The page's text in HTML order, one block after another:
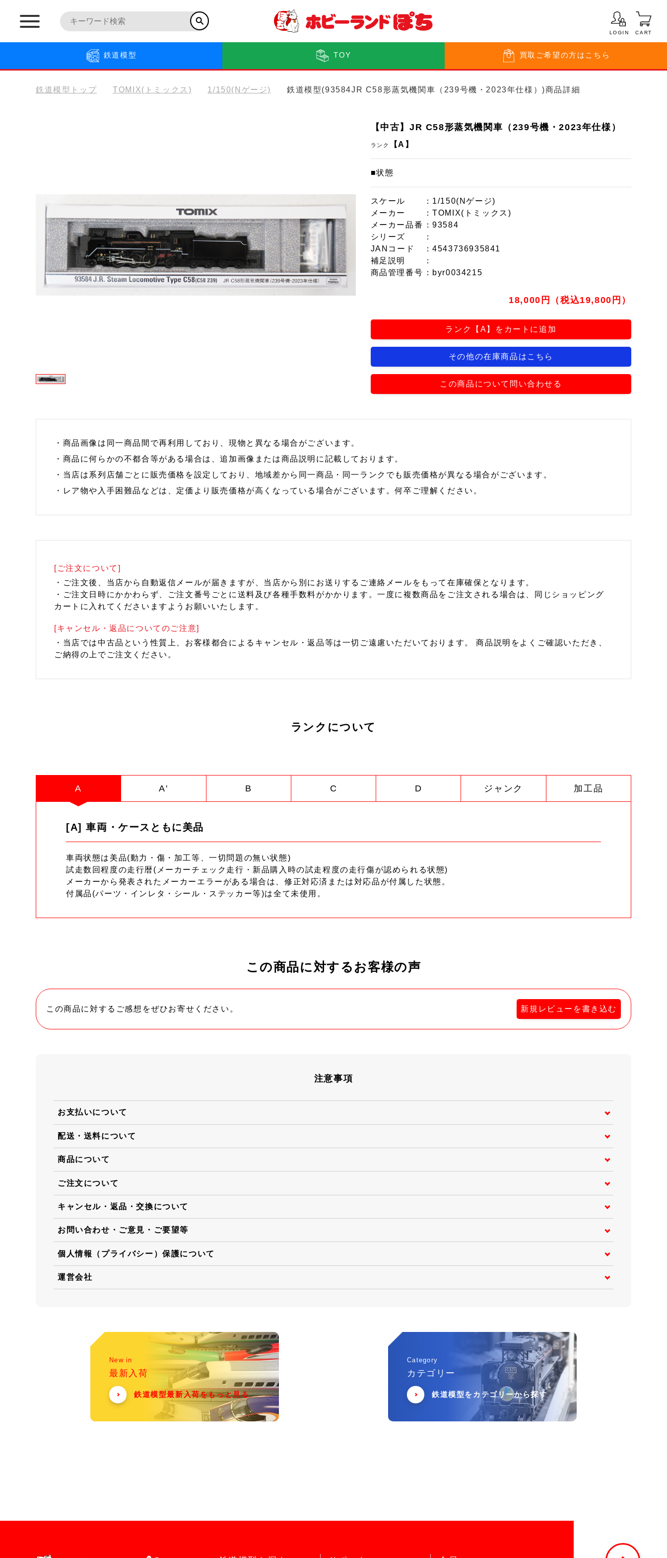
LOGIN CART
鉄道模型 TOY 買取 ご希望の方はこちら
鉄道模型トップ TOMIX(トミックス) 1/150(Nゲージ) 鉄道模型(93584JR C58形蒸気機関車（239号機・2023年仕様）)商品詳細
【中古】JR C58形蒸気機関車（239号機・2023年仕様）
ランク 【A】
■状態
スケール
：1/150(Nゲージ)
メーカー
：TOMIX(トミックス)
メーカー品番
：93584
シリーズ
：
JANコード
：4543736935841
補足説明
：
商品管理番号 ：byr0034215
18,000円（税込19,800円）
ランク【A】をカートに追加
その他の在庫商品はこちら
この商品について問い合わせる
・商品画像は同一商品間で再利用しており、現物と異なる場合がございます。
・商品に何らかの不都合等がある場合は、追加画像または商品説明に記載しております。
・当店は系列店舗ごとに販売価格を設定しており、地域差から同一商品・同一ランクでも販売価格が異なる場合がございます。
・レア物や入手困難品などは、定価より販売価格が高くなっている場合がございます。何卒ご理解ください。
[ご注文について]
・ご注文後、当店から自動返信メールが届きますが、当店から別にお送りするご連絡メールをもって在庫確保となります。
・ご注文日時にかかわらず、ご注文番号ごとに送料及び各種手数料がかかります。一度に複数商品をご注文される場合は、同じショッピング
カートに入れてくださいますようお願いいたします。
[キャンセル・返品についてのご注意]
・当店では中古品という性質上、お客様都合によるキャンセル・返品等は一切ご遠慮いただいております。 商品説明をよくご確認いただき、
ご納得の上でご注文ください。
ランクについて
A A' B C D ジャンク 加工品
[A] 車両・ケースともに美品
車両状態は美品(動力・傷・加工等、一切問題の無い状態)
試走数回程度の走行暦(メーカーチェック走行・新品購入時の試走程度の走行傷が認められる状態)
メーカーから発表されたメーカーエラーがある場合は、修正対応済または対応品が付属した状態。
付属品(パーツ・インレタ・シール・ステッカー等)は全て未使用。
この商品に対するお客様の声
この商品に対するご感想をぜひお寄せください。 新規レビューを書き込む
注意事項
お支払いについて
配送・送料について
商品について
ご注文について
キャンセル・返品・交換について
お問い合わせ・ご意見・ご要望等
個人情報（プライバシー）保護について
運営会社
New in
最新入荷
鉄道模型最新入荷をもっと見る
Category
カテゴリー
鉄道模型をカテゴリーから探す